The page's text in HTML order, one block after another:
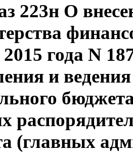
223н О
2015 года N
и
(главных